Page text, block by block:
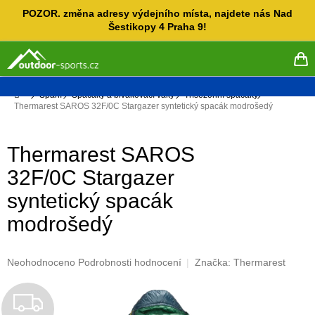
POZOR. změna adresy výdejního místa, najdete nás Nad
Šestikopy 4 Praha 9!
Domů
Spaní Spacáky a bivakovací vaky
Třísezónní spacáky
Thermarest SAROS 32F/0C Stargazer syntetický spacák modrošedý
Thermarest SAROS
32F/0C Stargazer
syntetický spacák
modrošedý
Průměrné
produktu
Neohodnoceno Podrobnosti hodnocení Značka: Thermarest
Z